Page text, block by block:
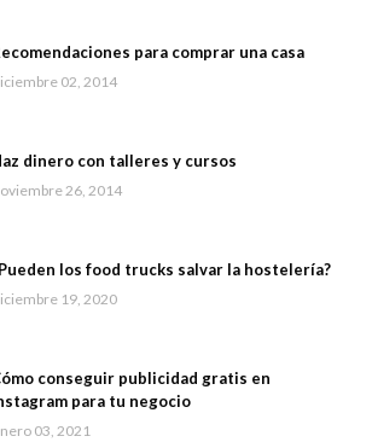
para comprar una casa
02, 2014
dinero con talleres y cursos
26, 2014
los food trucks salvar la hostelería?
19, 2020
conseguir publicidad gratis en
para tu negocio
03, 2021